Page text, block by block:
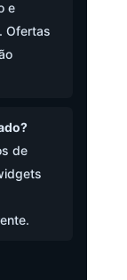
e
Ofertas
de